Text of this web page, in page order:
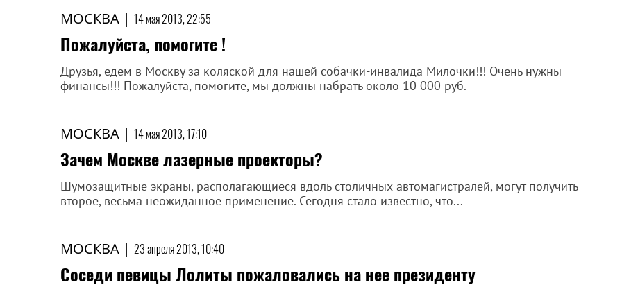
МОСКВА | 14 мая 2013, 22:55
Пожалуйста, помогите !
Друзья, едем в Москву за коляской для нашей собачки-инвалида Милочки!!! Очень нужны
финансы!!! Пожалуйста, помогите, мы должны набрать около 10 000 руб.
МОСКВА | 14 мая 2013, 17:10
Зачем Москве лазерные проекторы?
Шумозащитные экраны, располагающиеся вдоль столичных автомагистралей, могут получить
второе, весьма неожиданное применение. Сегодня стало известно, что...
МОСКВА | 23 апреля 2013, 10:40
Соседи певицы Лолиты пожаловались на нее президенту